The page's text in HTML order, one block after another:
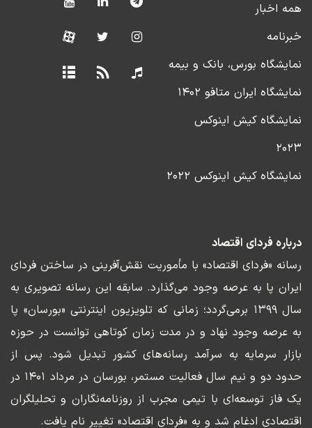
همه اخبار
خبرنامه
نمایشگاه بورس، بانک و بیمه
نمایشگاه ایران متافو ۱۴۰۲
نمایشگاه کیش اینوکس
۲۰۲۳
نمایشگاه کیش اینوکس ۲۰۲۲
درباره فردای اقتصاد
رسانه «فردای اقتصاد» با مأموریت نقش‌آفرینی در ساختن فردای
ایران پا به عرصه وجود می‌گذارد. سابقه این رسانه تصویری به
سال ۱۳۹۹ برمی‌گردد؛ زمانی که تلویزیون اینترنتی «بورسان» پا
به عرصه وجود نهاد و در مدت زمان کوتاهی توانست در حوزه
بازار سرمایه به سرآمد رسانه‌های کشور تبدیل شود. پس از
حدود دو و نیم سال فعالیت مستمر، بورسان در مرداد ۱۴۰۱ در
یک فاز توسعه‌ای با تیمی مجرب از روزنامه‌نگاران و تحلیلگران
اقتصادی ادغام شد و به «فردای اقتصاد» تغییر نام یافت.